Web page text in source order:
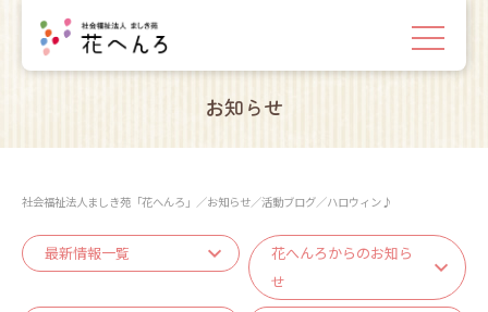
お知らせ
社会福祉法人ましき苑「花へんろ」 ／お知らせ／活動ブログ／ハロウィン♪
最新情報一覧
花へんろからのお知ら
せ